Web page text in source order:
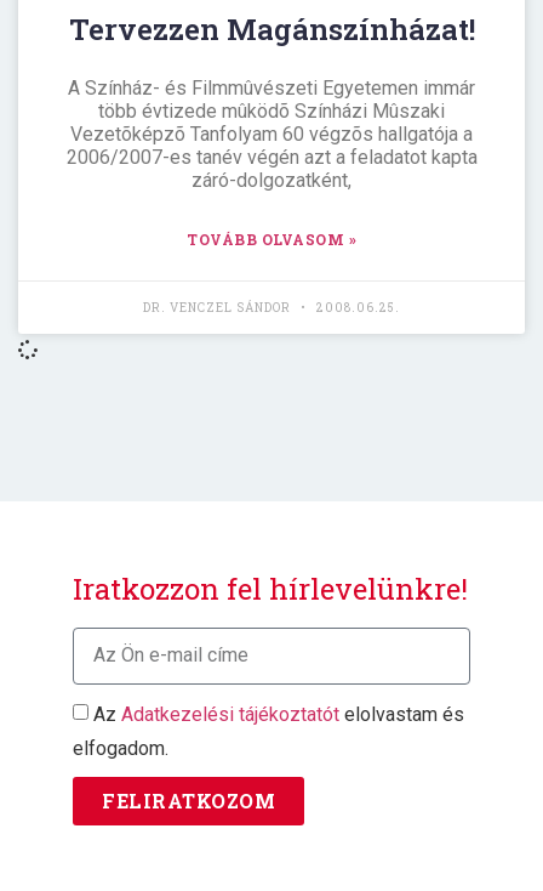
Tervezzen Magánszínházat!
A Színház- és Filmmûvészeti Egyetemen immár
több évtizede mûködõ Színházi Mûszaki
Vezetõképzõ Tanfolyam 60 végzõs hallgatója a
2006/2007-es tanév végén azt a feladatot kapta
záró-dolgozatként,
TOVÁBB OLVASOM »
DR. VENCZEL SÁNDOR 2008.06.25.
Iratkozzon fel hírlevelünkre!
Az Adatkezelési tájékoztatót elolvastam és
elfogadom.
FELIRATKOZOM